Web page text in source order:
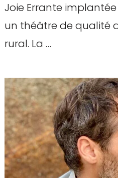
Joie Errante
un théâtre de qualité
rural. La …